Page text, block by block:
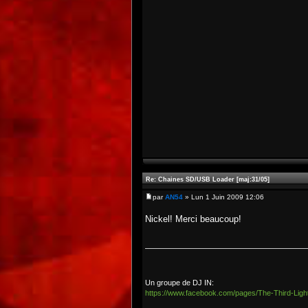
Re: Chaines SD/USB Loader [maj:31/05]
parAN54 » Lun 1 Juin 2009 12:06
Nickel! Merci beaucoup!
Un groupe de DJ IN:
https://www.facebook.com/pages/The-Third-